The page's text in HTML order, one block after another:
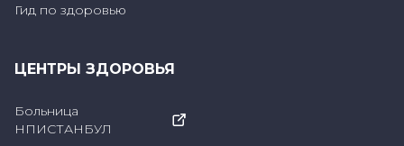
стоматологического лечения, направленное
поврежденных зубов, улучшение
Гид по здоровью
ЦЕНТРЫ ЗДОРОВЬЯ
Больница
НПИСТАНБУЛ